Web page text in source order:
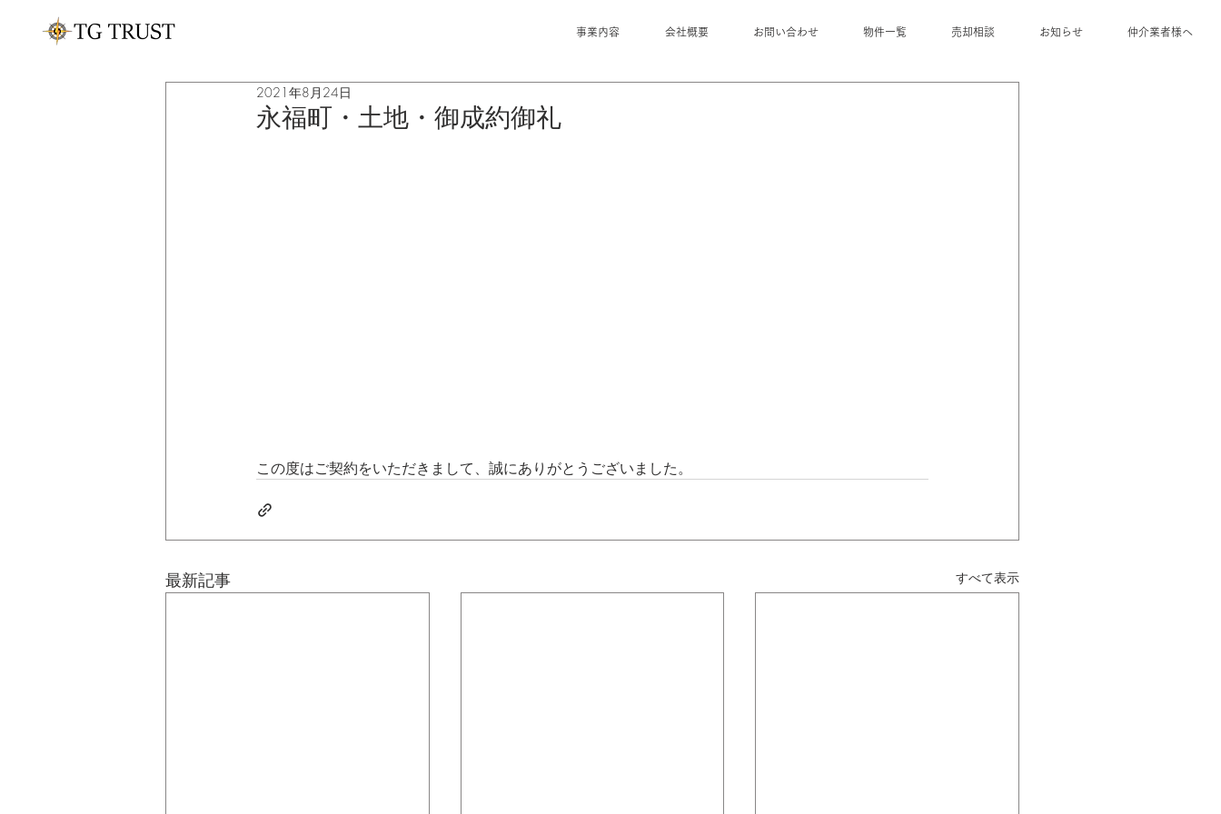
事業内容 会社概要 お問い合わせ 物件一覧 売却相談 お知らせ 仲介業者様へ
永福町・土地・御成約御礼
2021年8月24日
この度はご契約をいただきまして、誠にありがとうございました。
最新記事 すべて表示